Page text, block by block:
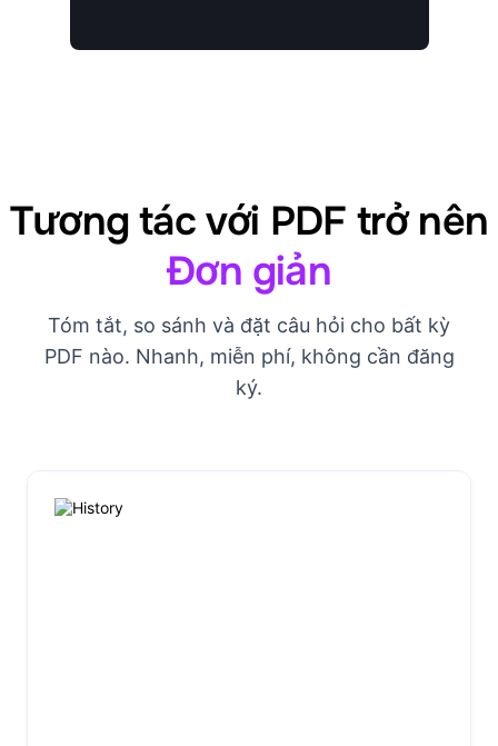
Tương tác với PDF trở nên
Đơn giản
Tóm tắt, so sánh và đặt câu hỏi cho bất kỳ
PDF nào. Nhanh, miễn phí, không cần đăng
ký.